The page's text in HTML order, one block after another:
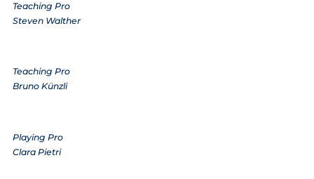
Teaching Pro
Steven Walther
Teaching Pro
Bruno Künzli
Playing Pro
Clara Pietri